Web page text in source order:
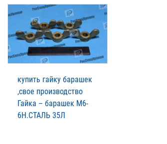
купить гайку барашек
,свое производство
Гайка – барашек М6-
6Н.СТАЛЬ 35Л